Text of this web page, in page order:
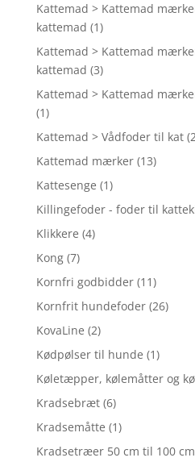
Kattemad > Kattemad
kattemad (1)
Kattemad > Kattemad
kattemad (3)
Kattemad > Kattemad
(1)
Kattemad > Vådfoder til kat
Kattemad mærker (13)
Kattesenge (1)
Killingefoder - foder til
Klikkere (4)
Kong (7)
Kornfri godbidder (11)
Kornfrit hundefoder (26)
KovaLine (2)
Kødpølser til hunde (1)
Køletæpper, kølemåtter og
Kradsebræt (6)
Kradsemåtte (1)
Kradsetræer 50 cm til 100 cm